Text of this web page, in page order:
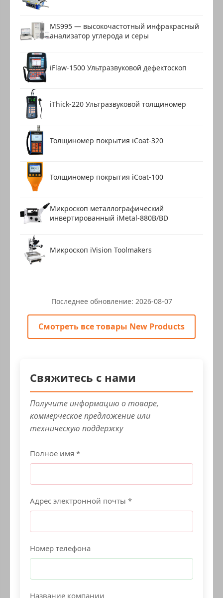
MS995 — высокочастотный инфракрасный
анализатор углерода и серы
iFlaw-1500 Ультразвуковой дефектоскоп
iThick-220 Ультразвуковой толщиномер
Толщиномер покрытия iCoat-320
Толщиномер покрытия iCoat-100
Микроскоп металлографический
инвертированный iMetal-880B/BD
Микроскоп iVision Toolmakers
Последнее обновление: 2026-08-07
Смотреть все товары New Products
Свяжитесь с нами
Получите информацию о товаре,
коммерческое предложение или
техническую поддержку
Полное имя *
Адрес электронной почты *
Номер телефона
Название компании